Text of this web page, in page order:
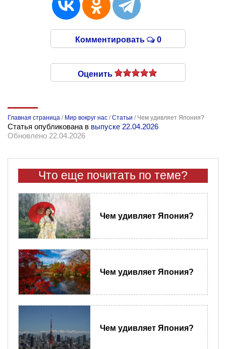
Комментировать 0
Оценить
Главная страница / Мир вокруг нас /Статьи / Чем удивляет Япония?
Статья опубликована в выпуске 22.04.2026
Обновлено 22.04.2026
Что еще почитать по теме?
Чем удивляет Япония?
Чем удивляет Япония?
Чем удивляет Япония?